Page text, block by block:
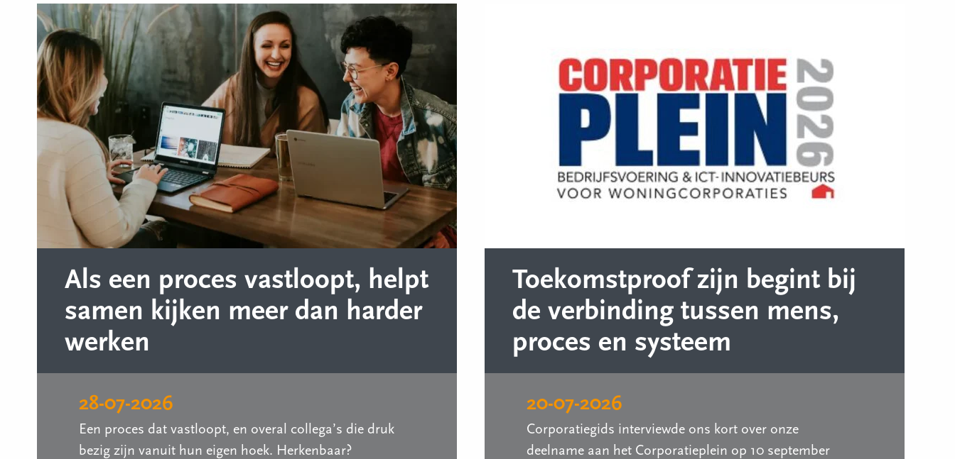
Als een proces vastloopt, helpt
samen kijken meer dan harder
werken
28-07-2026
Een proces dat vastloopt, en overal collega’s die druk
bezig zijn vanuit hun eigen hoek. Herkenbaar?
Toekomstproof zijn begint bij
de verbinding tussen mens,
proces en systeem
20-07-2026
Corporatiegids interviewde ons kort over onze
deelname aan het Corporatieplein op 10 september